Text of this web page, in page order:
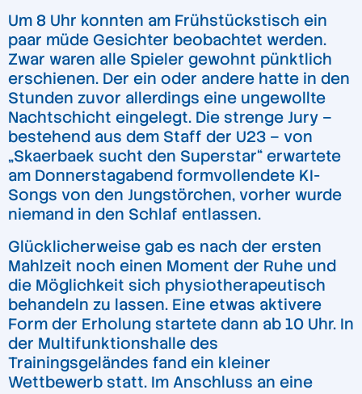
Um 8 Uhr konnten am Frühstückstisch ein
paar müde Gesichter beobachtet werden.
Zwar waren alle Spieler gewohnt pünktlich
erschienen. Der ein oder andere hatte in den
Stunden zuvor allerdings eine ungewollte
Nachtschicht eingelegt. Die strenge Jury –
bestehend aus dem Staff der U23 – von
„Skaerbaek sucht den Superstar“ erwartete
am Donnerstagabend formvollendete KI-
Songs von den Jungstörchen, vorher wurde
niemand in den Schlaf entlassen.
Glücklicherweise gab es nach der ersten
Mahlzeit noch einen Moment der Ruhe und
die Möglichkeit sich physiotherapeutisch
behandeln zu lassen. Eine etwas aktivere
Form der Erholung startete dann ab 10 Uhr. In
der Multifunktionshalle des
Trainingsgeländes fand ein kleiner
Wettbewerb statt. Im Anschluss an eine